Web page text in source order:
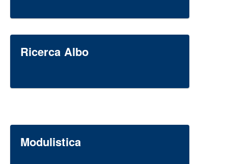
Ricerca Albo
Modulistica